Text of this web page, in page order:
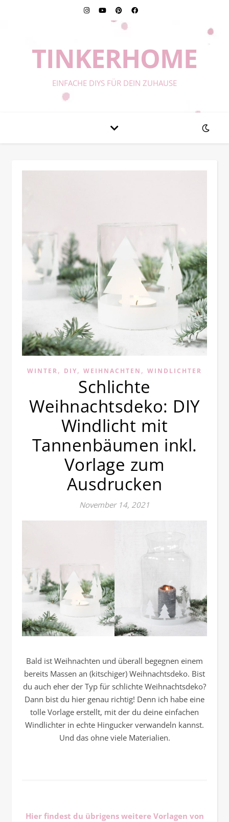
TINKERHOME
EINFACHE DIYS FÜR DEIN ZUHAUSE
WINTER, DIY, WEIHNACHTEN , WINDLICHTER
Schlichte
Weihnachtsdeko: DIY
Windlicht mit
Tannenbäumen inkl.
Vorlage zum
Ausdrucken
November 14, 2021
Bald ist Weihnachten und überall begegnen einem
bereits Massen an (kitschiger) Weihnachtsdeko. Bist
du auch eher der Typ für schlichte Weihnachtsdeko?
Dann bist du hier genau richtig! Denn ich habe eine
tolle Vorlage erstellt, mit der du deine einfachen
Windlichter in echte Hingucker verwandeln kannst.
Und das ohne viele Materialien.
Hier findest du übrigens weitere Vorlagen von